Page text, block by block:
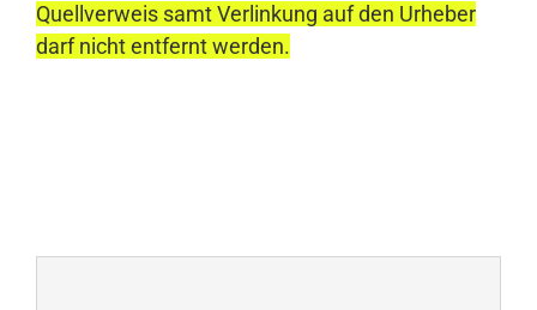
Quellverweis samt Verlinkung auf den Urheber
darf nicht entfernt werden.